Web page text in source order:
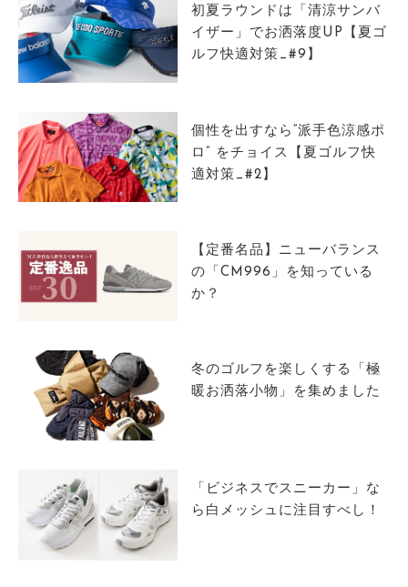
初夏ラウンドは「清涼サンバ
イザー」でお洒落度UP【夏ゴ
ルフ快適対策_#9】
個性を出すなら“派手色涼感ポ
ロ” をチョイス【夏ゴルフ快
適対策_#2】
【定番名品】ニューバランス
の「CM996」を知っている
か？
冬のゴルフを楽しくする「極
暖お洒落小物」を集めました
「ビジネスでスニーカー」な
ら白メッシュに注目すべし！
サイトマップ